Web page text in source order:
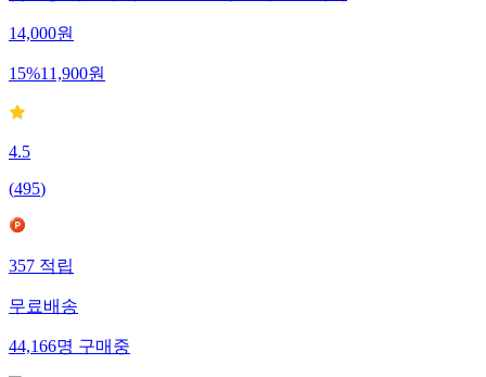
14,000원
15%11,900원
4.5
(495)
357 적립
무료배송
44,166명 구매중